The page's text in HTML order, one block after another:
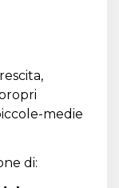
medie
di: